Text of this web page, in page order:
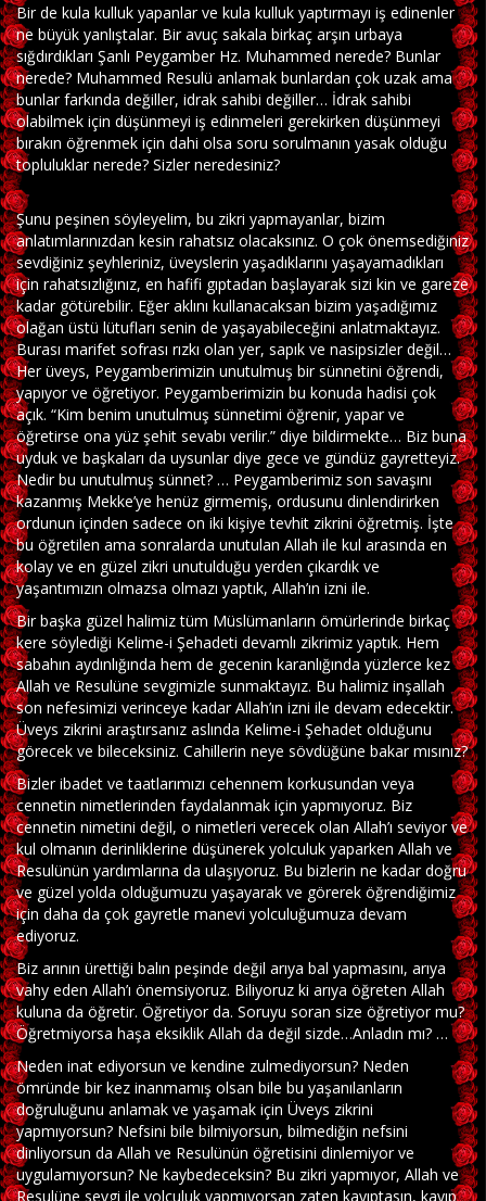
Bir de kula kulluk yapanlar ve kula kulluk yaptırmayı iş edinenler
ne büyük yanlıştalar. Bir avuç sakala birkaç arşın urbaya
sığdırdıkları Şanlı Peygamber Hz. Muhammed nerede? Bunlar
nerede? Muhammed Resulü anlamak bunlardan çok uzak ama
bunlar farkında değiller, idrak sahibi değiller… İdrak sahibi
olabilmek için düşünmeyi iş edinmeleri gerekirken düşünmeyi
bırakın öğrenmek için dahi olsa soru sorulmanın yasak olduğu
topluluklar nerede? Sizler neredesiniz?
Şunu peşinen söyleyelim, bu zikri yapmayanlar, bizim
anlatımlarınızdan kesin rahatsız olacaksınız. O çok önemsediğiniz
sevdiğiniz şeyhleriniz, üveyslerin yaşadıklarını yaşayamadıkları
için rahatsızlığınız, en hafifi gıptadan başlayarak sizi kin ve gareze
kadar götürebilir. Eğer aklını kullanacaksan bizim yaşadığımız
olağan üstü lütufları senin de yaşayabileceğini anlatmaktayız.
Burası marifet sofrası rızkı olan yer, sapık ve nasipsizler değil…
Her üveys, Peygamberimizin unutulmuş bir sünnetini öğrendi,
yapıyor ve öğretiyor. Peygamberimizin bu konuda hadisi çok
açık. “Kim benim unutulmuş sünnetimi öğrenir, yapar ve
öğretirse ona yüz şehit sevabı verilir.” diye bildirmekte… Biz buna
uyduk ve başkaları da uysunlar diye gece ve gündüz gayretteyiz.
Nedir bu unutulmuş sünnet? … Peygamberimiz son savaşını
kazanmış Mekke’ye henüz girmemiş, ordusunu dinlendirirken
ordunun içinden sadece on iki kişiye tevhit zikrini öğretmiş. İşte
bu öğretilen ama sonralarda unutulan Allah ile kul arasında en
kolay ve en güzel zikri unutulduğu yerden çıkardık ve
yaşantımızın olmazsa olmazı yaptık, Allah’ın izni ile.
Bir başka güzel halimiz tüm Müslümanların ömürlerinde birkaç
kere söylediği Kelime-i Şehadeti devamlı zikrimiz yaptık. Hem
sabahın aydınlığında hem de gecenin karanlığında yüzlerce kez
Allah ve Resulüne sevgimizle sunmaktayız. Bu halimiz inşallah
son nefesimizi verinceye kadar Allah’ın izni ile devam edecektir.
Üveys zikrini araştırsanız aslında Kelime-i Şehadet olduğunu
görecek ve bileceksiniz. Cahillerin neye sövdüğüne bakar mısınız?
Bizler ibadet ve taatlarımızı cehennem korkusundan veya
cennetin nimetlerinden faydalanmak için yapmıyoruz. Biz
cennetin nimetini değil, o nimetleri verecek olan Allah’ı seviyor ve
kul olmanın derinliklerine düşünerek yolculuk yaparken Allah ve
Resulünün yardımlarına da ulaşıyoruz. Bu bizlerin ne kadar doğru
ve güzel yolda olduğumuzu yaşayarak ve görerek öğrendiğimiz
için daha da çok gayretle manevi yolculuğumuza devam
ediyoruz.
Biz arının ürettiği balın peşinde değil arıya bal yapmasını, arıya
vahy eden Allah’ı önemsiyoruz. Biliyoruz ki arıya öğreten Allah
kuluna da öğretir. Öğretiyor da. Soruyu soran size öğretiyor mu?
Öğretmiyorsa haşa eksiklik Allah da değil sizde…Anladın mı? …
Neden inat ediyorsun ve kendine zulmediyorsun? Neden
ömründe bir kez inanmamış olsan bile bu yaşanılanların
doğruluğunu anlamak ve yaşamak için Üveys zikrini
yapmıyorsun? Nefsini bile bilmiyorsun, bilmediğin nefsini
dinliyorsun da Allah ve Resulünün öğretisini dinlemiyor ve
uygulamıyorsun? Ne kaybedeceksin? Bu zikri yapmıyor, Allah ve
Resulüne sevgi ile yolculuk yapmıyorsan zaten kayıptasın, kayıp